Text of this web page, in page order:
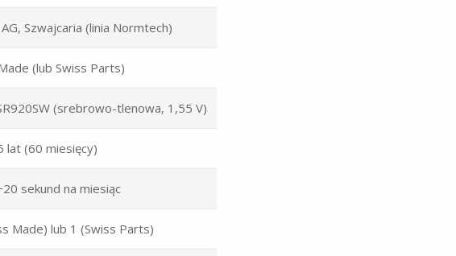
Szwajcaria (linia Normtech)
(lub Swiss Parts)
(srebrowo-tlenowa, 1,55 V)
lat (60 miesięcy)
sekund na miesiąc
Made) lub 1 (Swiss Parts)